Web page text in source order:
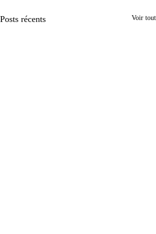
Posts récents Voir tout